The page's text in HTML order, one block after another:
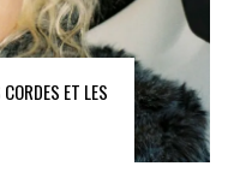
ET LES